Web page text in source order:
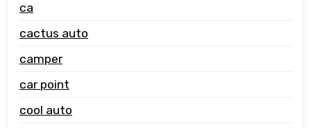
ca
cactus auto
camper
car point
cool auto